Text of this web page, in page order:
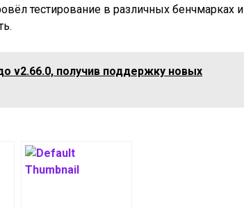
тестирование в различных бенчмарках и
v2.66.0, получив поддержку новых